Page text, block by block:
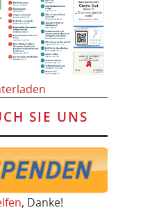
SIE UNS
, Danke!